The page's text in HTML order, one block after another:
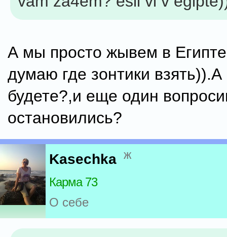
А мы просто жывем в
думаю где зонтики
будете?,и еще один
остановились?
Kasechka ж
Карма 73
О себе